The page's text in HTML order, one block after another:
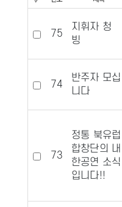
75
지휘자 청
빙
74
반주자 모십
니다
73
정통 북유럽
합창단의 내
한공연 소식
입니다!!